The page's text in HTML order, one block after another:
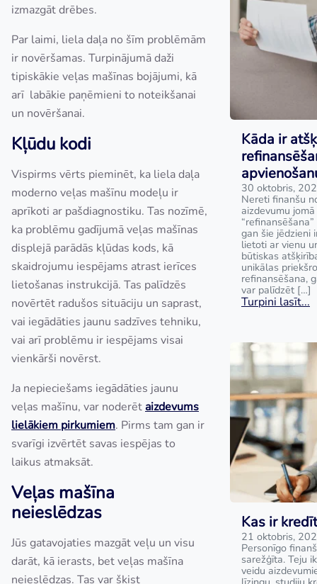
izmazgāt drēbes.
Par laimi, liela daļa no šīm problēmām
ir novēršamas. Turpinājumā daži
tipiskākie veļas mašīnas bojājumi, kā
arī labākie paņēmieni to noteikšanai
un novēršanai.
Kļūdu kodi
Vispirms vērts pieminēt, ka liela daļa
moderno veļas mašīnu modeļu ir
aprīkoti ar pašdiagnostiku. Tas nozīmē,
ka problēmu gadījumā veļas mašīnas
displejā parādās kļūdas kods, kā
skaidrojumu iespējams atrast ierīces
lietošanas instrukcijā. Tas palīdzēs
novērtēt radušos situāciju un saprast,
vai iegādāties jaunu sadzīves tehniku,
vai arī problēmu ir iespējams visai
vienkārši novērst.
Ja nepieciešams iegādāties jaunu
veļas mašīnu, var noderētaizdevums
lielākiem pirkumiem. Pirms tam gan ir
svarīgi izvērtēt savas iespējas to
laikus atmaksāt.
Veļas mašīna
neieslēdzas
Jūs gatavojaties mazgāt veļu un visu
darāt, kā ierasts, bet veļas mašīna
neieslēdzas. Tas var šķist
Kāda ir
30 oktobris,
Nereti finanšu
aizdevumu
gan šie jēdzieni
lietoti ar vienu
būtiskas
unikālas
refinansēšana,
var palīdzēt […]
Turpini lasīt...
Kas ir
21 oktobris,
Personīgo
sarežģīta. Teju
veidu